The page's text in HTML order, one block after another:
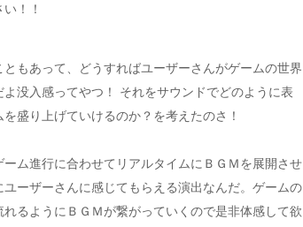
！！
もあって、どうすればユーザーさんがゲームの世界
没入感ってやつ！ それをサウンドでどのように表
盛り上げていけるのか？を考えたのさ！
ム進行に合わせてリアルタイムにＢＧＭを展開させ
ーザーさんに感じてもらえる演出なんだ。ゲームの
るようにＢＧＭが繋がっていくので是非体感して欲